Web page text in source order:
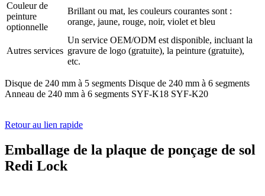
Couleur de
peinture
optionnelle
Brillant ou mat, les couleurs courantes sont :
orange, jaune, rouge, noir, violet et bleu
Autres services
Un service OEM/ODM est disponible, incluant la
gravure de logo (gratuite), la peinture (gratuite),
etc.
Disque de 240 mm à 5 segments Disque de 240 mm à 6 segments
Anneau de 240 mm à 6 segments SYF-K18 SYF-K20
Retour au lien rapide
Emballage de la plaque de ponçage de sol
Redi Lock